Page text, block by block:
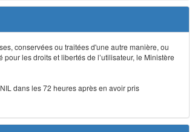
conservées ou traitées d'une autre manière, ou
les droits et libertés de l’utilisateur, le Ministère
dans les 72 heures après en avoir pris